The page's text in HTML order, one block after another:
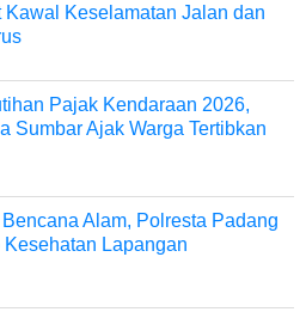
Kawal Keselamatan Jalan dan
Pajak Kendaraan 2026,
Sumbar Ajak Warga Tertibkan
Alam, Polresta Padang
Lapangan